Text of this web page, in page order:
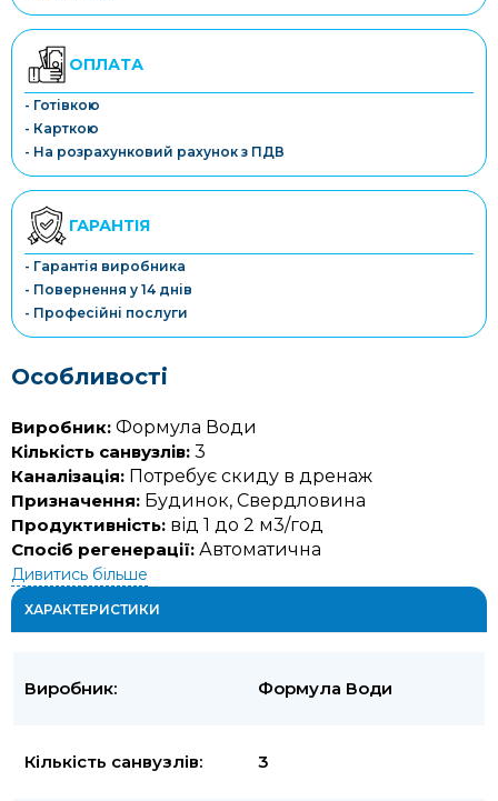
ОПЛАТА
- Готівкою
- Карткою
- На розрахунковий рахунок з ПДВ
ГАРАНТІЯ
- Гарантія виробника
- Повернення у 14 днів
- Професійні послуги
Особливості
Виробник: Формула Води
Кількість санвузлів: 3
Каналізація: Потребує скиду в дренаж
Призначення: Будинок, Свердловина
Продуктивність: від 1 до 2 м3/год
Спосіб регенерації: Автоматична
Дивитись більше
ХАРАКТЕРИСТИКИ
Виробник: Формула Води
Кількість санвузлів: 3